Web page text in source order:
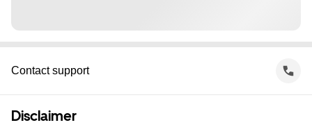
Contact support
Disclaimer